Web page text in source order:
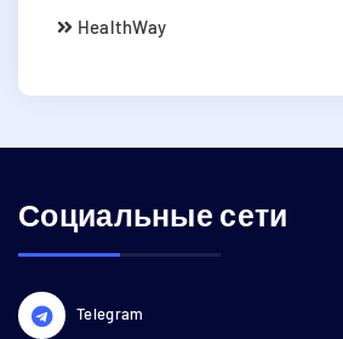
HealthWay
Социальные сети
Telegram